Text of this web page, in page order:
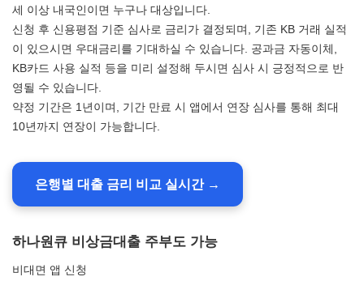
세 이상 내국인이면 누구나 대상입니다.
신청 후 신용평점 기준 심사로 금리가 결정되며, 기존 KB 거래 실적
이 있으시면 우대금리를 기대하실 수 있습니다. 공과금 자동이체,
KB카드 사용 실적 등을 미리 설정해 두시면 심사 시 긍정적으로 반
영될 수 있습니다.
약정 기간은 1년이며, 기간 만료 시 앱에서 연장 심사를 통해 최대
10년까지 연장이 가능합니다.
은행별 대출 금리 비교 실시간 →
하나원큐 비상금대출 주부도 가능
비대면 앱 신청